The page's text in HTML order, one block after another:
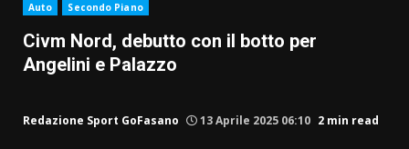
Auto Secondo Piano
Civm Nord, debutto con il botto per
Angelini e Palazzo
Redazione Sport GoFasano 13 Aprile 2025 06:10 2 min read